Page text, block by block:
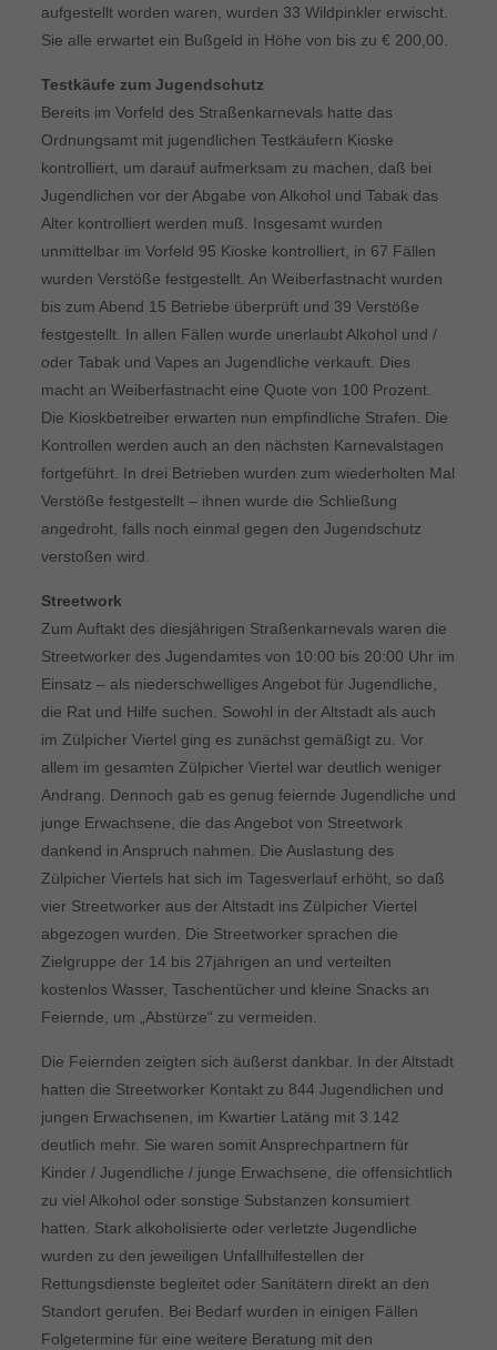
aufgestellt worden waren, wurden 33 Wildpinkler erwischt.
Sie alle erwartet ein Bußgeld in Höhe von bis zu € 200,00.
Testkäufe zum Jugendschutz
Bereits im Vorfeld des Straßenkarnevals hatte das
Ordnungsamt mit jugendlichen Testkäufern Kioske
kontrolliert, um darauf aufmerksam zu machen, daß bei
Jugendlichen vor der Abgabe von Alkohol und Tabak das
Alter kontrolliert werden muß. Insgesamt wurden
unmittelbar im Vorfeld 95 Kioske kontrolliert, in 67 Fällen
wurden Verstöße festgestellt. An Weiberfastnacht wurden
bis zum Abend 15 Betriebe überprüft und 39 Verstöße
festgestellt. In allen Fällen wurde unerlaubt Alkohol und /
oder Tabak und Vapes an Jugendliche verkauft. Dies
macht an Weiberfastnacht eine Quote von 100 Prozent.
Die Kioskbetreiber erwarten nun empfindliche Strafen. Die
Kontrollen werden auch an den nächsten Karnevalstagen
fortgeführt. In drei Betrieben wurden zum wiederholten Mal
Verstöße festgestellt – ihnen wurde die Schließung
angedroht, falls noch einmal gegen den Jugendschutz
verstoßen wird.
Streetwork
Zum Auftakt des diesjährigen Straßenkarnevals waren die
Streetworker des Jugendamtes von 10:00 bis 20:00 Uhr im
Einsatz – als niederschwelliges Angebot für Jugendliche,
die Rat und Hilfe suchen. Sowohl in der Altstadt als auch
im Zülpicher Viertel ging es zunächst gemäßigt zu. Vor
allem im gesamten Zülpicher Viertel war deutlich weniger
Andrang. Dennoch gab es genug feiernde Jugendliche und
junge Erwachsene, die das Angebot von Streetwork
dankend in Anspruch nahmen. Die Auslastung des
Zülpicher Viertels hat sich im Tagesverlauf erhöht, so daß
vier Streetworker aus der Altstadt ins Zülpicher Viertel
abgezogen wurden. Die Streetworker sprachen die
Zielgruppe der 14 bis 27jährigen an und verteilten
kostenlos Wasser, Taschentücher und kleine Snacks an
Feiernde, um „Abstürze“ zu vermeiden.
Die Feiernden zeigten sich äußerst dankbar. In der Altstadt
hatten die Streetworker Kontakt zu 844 Jugendlichen und
jungen Erwachsenen, im Kwartier Latäng mit 3.142
deutlich mehr. Sie waren somit Ansprechpartnern für
Kinder / Jugendliche / junge Erwachsene, die offensichtlich
zu viel Alkohol oder sonstige Substanzen konsumiert
hatten. Stark alkoholisierte oder verletzte Jugendliche
wurden zu den jeweiligen Unfallhilfestellen der
Rettungsdienste begleitet oder Sanitätern direkt an den
Standort gerufen. Bei Bedarf wurden in einigen Fällen
Folgetermine für eine weitere Beratung mit den